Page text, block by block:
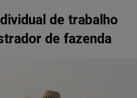
de trabalho
de fazenda